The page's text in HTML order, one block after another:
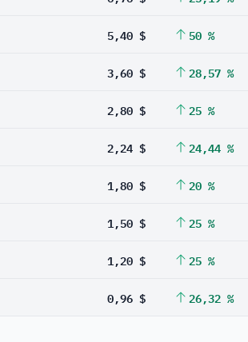
5,40 $ 50 %
3,60 $ 28,57 %
2,80 $ 25 %
2,24 $ 24,44 %
1,80 $ 20 %
1,50 $ 25 %
1,20 $ 25 %
0,96 $ 26,32 %